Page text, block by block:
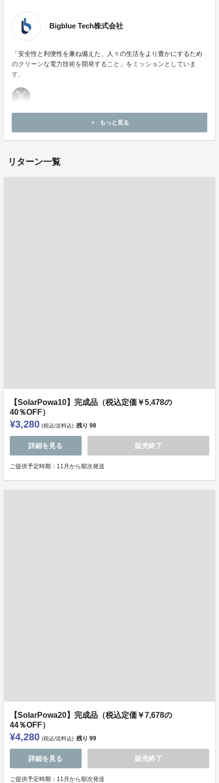
Bigblue Tech株式会社
「安全性と利便性を兼ね備えた、人々の生活をより豊かにするため
のクリーンな電力技術を開発すること」をミッションとしていま
す。
add もっと見る
リターン一覧
【SolarPowa10】完成品（税込定価￥5,478の
40％OFF）
¥3,280 (税込/送料込) 残り 98
詳細を見る 販売終了
ご提供予定時期：11月から順次発送
【SolarPowa20】完成品（税込定価￥7,678の
44％OFF）
¥4,280 (税込/送料込) 残り 99
詳細を見る 販売終了
ご提供予定時期：11月から順次発送